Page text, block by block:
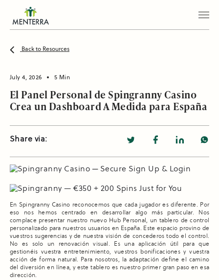
Back to Resources
July 4, 2026 5 Min
El Panel Personal de Spingranny Casino
Crea un Dashboard A Medida para España
Share via:
En Spingranny Casino reconocemos que cada jugador es diferente. Por
eso nos hemos centrado en desarrollar algo más particular. Nos
complace presentar nuestro nuevo Hub Personal, un tablero de control
personalizado para nuestros usuarios en España. Este espacio provino de
vuestros sugerencias y de nuestra visión de concederos todo el control.
No es solo un renovación visual. Es una aplicación útil para que
gestionéis vuestra entretenimiento, vuestros bonificaciones y vuestra
acción de forma natural. Para nosotros, la adaptación define el camino
del diversión en línea, y este tablero es nuestro primer gran paso en esa
dirección.